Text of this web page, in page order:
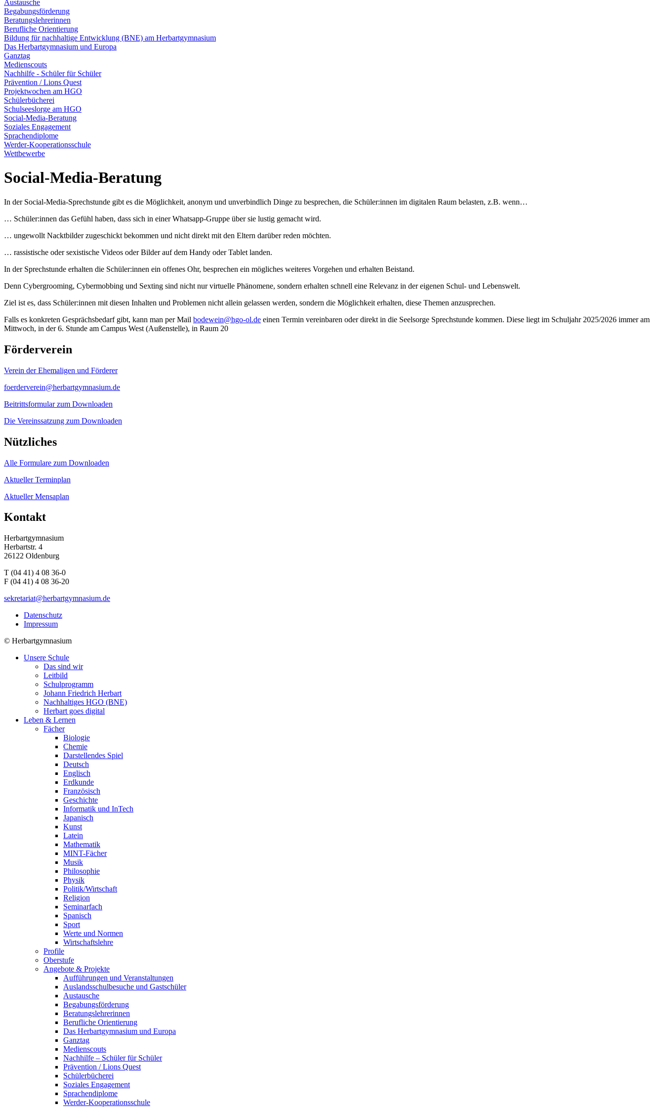
Austausche
Begabungsförderung
Beratungslehrerinnen
Berufliche Orientierung
Bildung für nachhaltige Entwicklung (BNE) am Herbartgymnasium
Das Herbartgymnasium und Europa
Ganztag
Medienscouts
Nachhilfe - Schüler für Schüler
Prävention / Lions Quest
Projektwochen am HGO
Schülerbücherei
Schulseeslorge am HGO
Social-Media-Beratung
Soziales Engagement
Sprachendiplome
Werder-Kooperationsschule
Wettbewerbe
Social-Media-Beratung
In der Social-Media-Sprechstunde gibt es die Möglichkeit, anonym und unverbindlich Dinge zu besprechen, die Schüler:innen im digitalen Raum belasten, z.B. wenn…
… Schüler:innen das Gefühl haben, dass sich in einer Whatsapp-Gruppe über sie lustig gemacht wird.
… ungewollt Nacktbilder zugeschickt bekommen und nicht direkt mit den Eltern darüber reden möchten.
… rassistische oder sexistische Videos oder Bilder auf dem Handy oder Tablet landen.
In der Sprechstunde erhalten die Schüler:innen ein offenes Ohr, besprechen ein mögliches weiteres Vorgehen und erhalten Beistand.
Denn Cybergrooming, Cybermobbing und Sexting sind nicht nur virtuelle Phänomene, sondern erhalten schnell eine Relevanz in der eigenen Schul- und Lebenswelt.
Ziel ist es, dass Schüler:innen mit diesen Inhalten und Problemen nicht allein gelassen werden, sondern die Möglichkeit erhalten, diese Themen anzusprechen.
Falls es konkreten Gesprächsbedarf gibt, kann man per Mail bodewein@hgo-ol.de einen Termin vereinbaren oder direkt in die Seelsorge Sprechstunde kommen. Diese liegt im Schuljahr 2025/2026 immer am
Mittwoch, in der 6. Stunde am Campus West (Außenstelle), in Raum 20
Förderverein
Verein der Ehemaligen und Förderer
foerderverein@herbartgymnasium.de
Beitrittsformular zum Downloaden
Die Vereinssatzung zum Downloaden
Nützliches
Alle Formulare zum Downloaden
Aktueller Terminplan
Aktueller Mensaplan
Kontakt
Herbartgymnasium
Herbartstr. 4
26122 Oldenburg
T (04 41) 4 08 36-0
F (04 41) 4 08 36-20
sekretariat@herbartgymnasium.de
Datenschutz
Impressum
© Herbartgymnasium
Unsere Schule
Das sind wir
Leitbild
Schulprogramm
Johann Friedrich Herbart
Nachhaltiges HGO (BNE)
Herbart goes digital
Leben & Lernen
Fächer
Biologie
Chemie
Darstellendes Spiel
Deutsch
Englisch
Erdkunde
Französisch
Geschichte
Informatik und InTech
Japanisch
Kunst
Latein
Mathematik
MINT-Fächer
Musik
Philosophie
Physik
Politik/Wirtschaft
Religion
Seminarfach
Spanisch
Sport
Werte und Normen
Wirtschaftslehre
Profile
Oberstufe
Angebote & Projekte
Aufführungen und Veranstaltungen
Auslandsschulbesuche und Gastschüler
Austausche
Begabungsförderung
Beratungslehrerinnen
Berufliche Orientierung
Das Herbartgymnasium und Europa
Ganztag
Medienscouts
Nachhilfe – Schüler für Schüler
Prävention / Lions Quest
Schülerbücherei
Soziales Engagement
Sprachendiplome
Werder-Kooperationsschule